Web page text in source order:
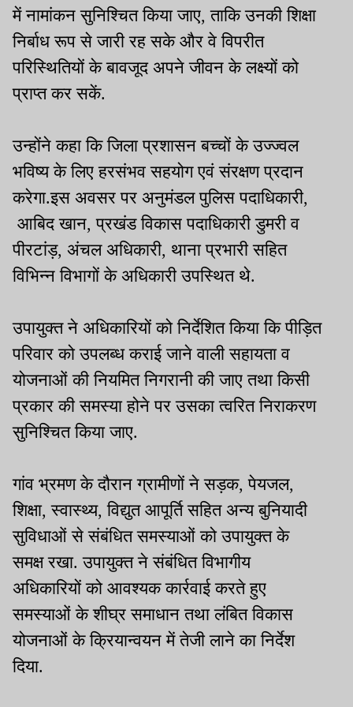
में नामांकन सुनिश्चित किया जाए, ताकि उनकी शिक्षा
निर्बाध रूप से जारी रह सके और वे विपरीत
परिस्थितियों के बावजूद अपने जीवन के लक्ष्यों को
प्राप्त कर सकें.
उन्होंने कहा कि जिला प्रशासन बच्चों के उज्ज्वल
भविष्य के लिए हरसंभव सहयोग एवं संरक्षण प्रदान
करेगा.इस अवसर पर अनुमंडल पुलिस पदाधिकारी,
आबिद खान, प्रखंड विकास पदाधिकारी डुमरी व
पीरटांड़, अंचल अधिकारी, थाना प्रभारी सहित
विभिन्न विभागों के अधिकारी उपस्थित थे.
उपायुक्त ने अधिकारियों को निर्देशित किया कि पीड़ित
परिवार को उपलब्ध कराई जाने वाली सहायता व
योजनाओं की नियमित निगरानी की जाए तथा किसी
प्रकार की समस्या होने पर उसका त्वरित निराकरण
सुनिश्चित किया जाए.
गांव भ्रमण के दौरान ग्रामीणों ने सड़क, पेयजल,
शिक्षा, स्वास्थ्य, विद्युत आपूर्ति सहित अन्य बुनियादी
सुविधाओं से संबंधित समस्याओं को उपायुक्त के
समक्ष रखा. उपायुक्त ने संबंधित विभागीय
अधिकारियों को आवश्यक कार्रवाई करते हुए
समस्याओं के शीघ्र समाधान तथा लंबित विकास
योजनाओं के क्रियान्वयन में तेजी लाने का निर्देश
दिया.